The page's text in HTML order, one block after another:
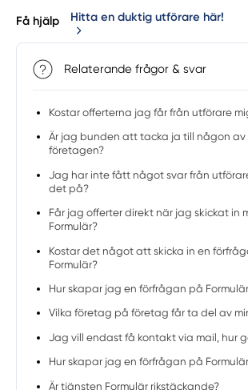
Få hjälp Hitta en duktig utförare här!
Relaterande frågor & svar
Kostar offerterna jag får från utförare
Är jag bunden att tacka ja till någon av
företagen?
Jag har inte fått något svar från
det på?
Får jag offerter direkt när jag skickat in
Formulär?
Kostar det något att skicka in en
Formulär?
Hur skapar jag en förfrågan på
Vilka företag på företag får ta del av
Jag vill endast få kontakt via mail, hur
Hur skapar jag en förfrågan på
Är tjänsten Formulär rikstäckande?